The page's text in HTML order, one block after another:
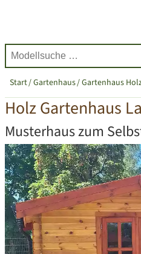
Start Gartenhaus Gartenhaus
Holz Gartenhaus
Musterhaus zum